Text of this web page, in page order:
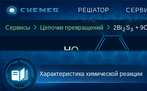
РЕШАТОР
Сервисы Цепочки превращений 2Bi2S3 +
Характеристика химической реакции